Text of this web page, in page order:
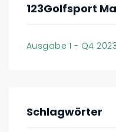
123Golfsport
Ausgabe 1 - Q4 2023
Schlagwörter